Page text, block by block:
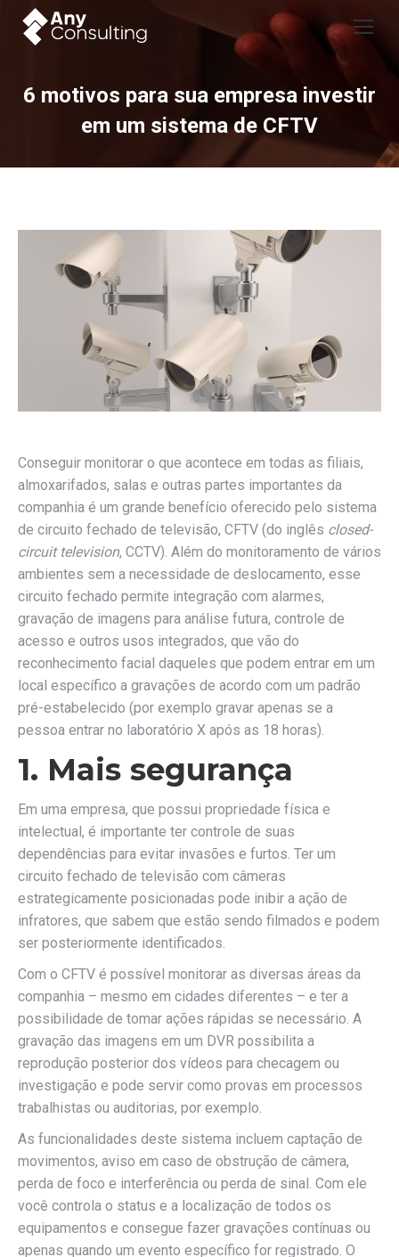
6 motivos para sua empresa investir
em um sistema de CFTV
Conseguir monitorar o que acontece em todas as filiais,
almoxarifados, salas e outras partes importantes da
companhia é um grande benefício oferecido pelo sistema
de circuito fechado de televisão, CFTV (do inglês closed-
circuit television, CCTV). Além do monitoramento de vários
ambientes sem a necessidade de deslocamento, esse
circuito fechado permite integração com alarmes,
gravação de imagens para análise futura, controle de
acesso e outros usos integrados, que vão do
reconhecimento facial daqueles que podem entrar em um
local específico a gravações de acordo com um padrão
pré-estabelecido (por exemplo gravar apenas se a
pessoa entrar no laboratório X após as 18 horas).
1. Mais segurança
Em uma empresa, que possui propriedade física e
intelectual, é importante ter controle de suas
dependências para evitar invasões e furtos. Ter um
circuito fechado de televisão com câmeras
estrategicamente posicionadas pode inibir a ação de
infratores, que sabem que estão sendo filmados e podem
ser posteriormente identificados.
Com o CFTV é possível monitorar as diversas áreas da
companhia – mesmo em cidades diferentes – e ter a
possibilidade de tomar ações rápidas se necessário. A
gravação das imagens em um DVR possibilita a
reprodução posterior dos vídeos para checagem ou
investigação e pode servir como provas em processos
trabalhistas ou auditorias, por exemplo.
As funcionalidades deste sistema incluem captação de
movimentos, aviso em caso de obstrução de câmera,
perda de foco e interferência ou perda de sinal. Com ele
você controla o status e a localização de todos os
equipamentos e consegue fazer gravações contínuas ou
apenas quando um evento específico for registrado. O